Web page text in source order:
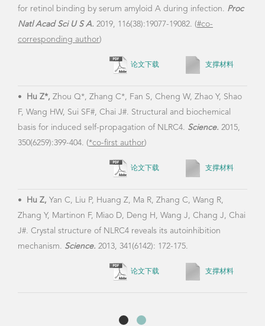
for retinol binding by serum amyloid A during infection. Proc
Natl Acad Sci U S A. 2019, 116(38):19077-19082. (#co-
corresponding author)​
论文下载 支撑材料
• Hu Z*, Zhou Q*, Zhang C*, Fan S, Cheng W, Zhao Y, Shao
F, Wang HW, Sui SF#, Chai J#. Structural and biochemical
basis for induced self-propagation of NLRC4. Science. 2015,
350(6259):399-404. (*co-first author)
论文下载 支撑材料
• Hu Z, Yan C, Liu P, Huang Z, Ma R, Zhang C, Wang R,
Zhang Y, Martinon F, Miao D, Deng H, Wang J, Chang J, Chai
J#. Crystal structure of NLRC4 reveals its autoinhibition
mechanism. Science. 2013, 341(6142): 172-175.
论文下载 支撑材料